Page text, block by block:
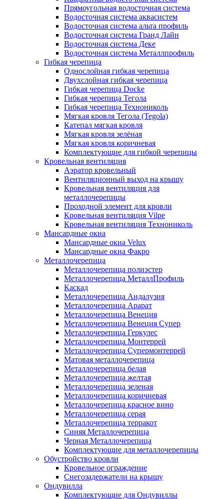
Прямоугольная водосточная система
Водосточная система аквасистем
Водосточная система альта профиль
Водосточная система Гранд Лайн
Водосточная система Деке
Водосточная система Металлпрофиль
Гибкая черепица
Однослойная гибкая черепица
Двухслойная гибкая черепица
Гибкая черепица Docke
Гибкая черепица Тегола
Гибкая черепица Технониколь
Мягкая кровля Тегола (Tegola)
Катепал мягкая кровля
Мягкая кровля зелёная
Мягкая кровля коричневая
Комплектующие для гибкой черепицы
Кровельная вентиляция
Аэратор кровельный
Вентиляционный выход на крышу
Кровельная вентиляция для
металлочерепицы
Проходной элемент для кровли
Кровельная вентиляция Vilpe
Кровельная вентиляция Технониколь
Мансардные окна
Мансардные окна Velux
Мансардные окна Факро
Металлочерепица
Металлочерепица полиэстер
Металлочерепица МеталлПрофиль
Каскад
Металлочерепица Андалузия
Металлочерепица Арарат
Металлочерепица Венеция
Металлочерепица Венеция Супер
Металлочерепица Геркулес
Металлочерепица Монтеррей
Металлочерепица Супермонтеррей
Матовая металлочерепица
Металлочерепица белая
Металлочерепица желтая
Металлочерепица зеленая
Металлочерепица коричневая
Металлочерепица красное вино
Металлочерепица серая
Металлочерепица терракот
Синяя Металлочерепица
Черная Металлочерепица
Комплектующие для металлочерепицы
Обустройство кровли
Кровельное ограждение
Снегозадержатели на крышу
Ондувилла
Комплектующие для Ондувиллы